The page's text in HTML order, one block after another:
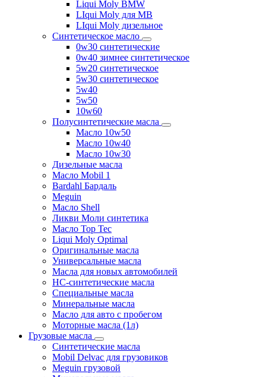
Liqui Moly BMW
LIqui Moly для MB
LIqui Moly дизельное
Синтетическое масло
0w30 синтетические
0w40 зимнее синтетическое
5w20 синтетическое
5w30 синтетическое
5w40
5w50
10w60
Полусинтетические масла
Масло 10w50
Масло 10w40
Масло 10w30
Дизельные масла
Масло Mobil 1
Bardahl Бардаль
Meguin
Масло Shell
Ликви Моли синтетика
Масло Top Tec
Liqui Moly Optimal
Оригинальные масла
Универсальные масла
Масла для новых автомобилей
HC-синтетические масла
Специальные масла
Минеральные масла
Масло для авто с пробегом
Моторные масла (1л)
Грузовые масла
Синтетические масла
Mobil Delvac для грузовиков
Meguin грузовой